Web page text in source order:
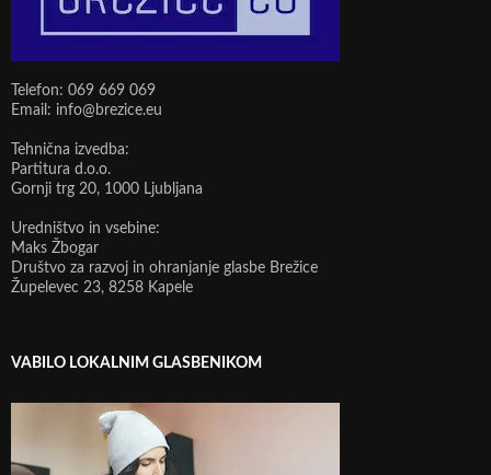
Telefon: 069 669 069
Email: info@brezice.eu
Tehnična izvedba:
Partitura d.o.o.
Gornji trg 20, 1000 Ljubljana
Uredništvo in vsebine:
Maks Žbogar
Društvo za razvoj in ohranjanje glasbe Brežice
Župelevec 23, 8258 Kapele
VABILO LOKALNIM GLASBENIKOM